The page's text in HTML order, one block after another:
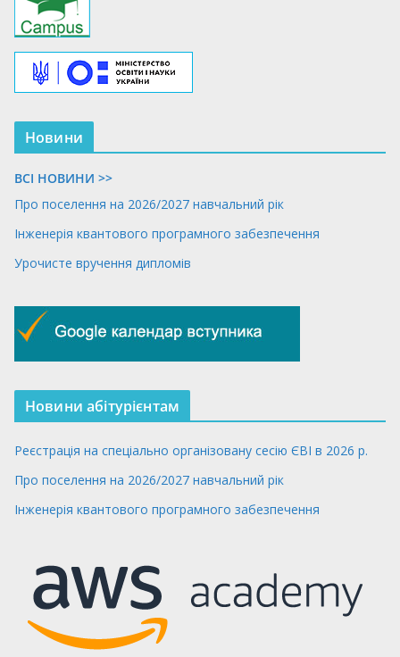
Новини
ВСІ НОВИНИ >>
Про поселення на 2026/2027 навчальний рік
Інженерія квантового програмного забезпечення
Урочисте вручення дипломів
Новини абітурієнтам
Реєстрація на спеціально організовану сесію ЄВІ в 2026 р.
Про поселення на 2026/2027 навчальний рік
Інженерія квантового програмного забезпечення